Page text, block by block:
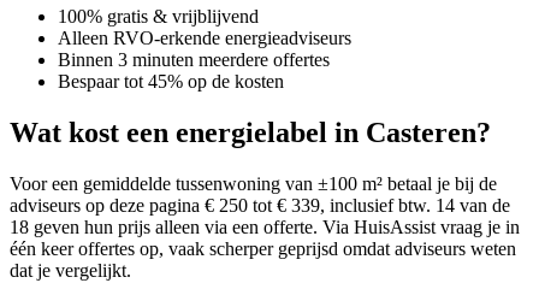
100% gratis & vrijblijvend
Alleen RVO-erkende energieadviseurs
Binnen 3 minuten meerdere offertes
Bespaar tot 45% op de kosten
Wat kost een energielabel in Casteren?
Voor een gemiddelde tussenwoning van ±100 m² betaal je bij de
adviseurs op deze pagina € 250 tot € 339, inclusief btw. 14 van de
18 geven hun prijs alleen via een offerte. Via HuisAssist vraag je in
één keer offertes op, vaak scherper geprijsd omdat adviseurs weten
dat je vergelijkt.